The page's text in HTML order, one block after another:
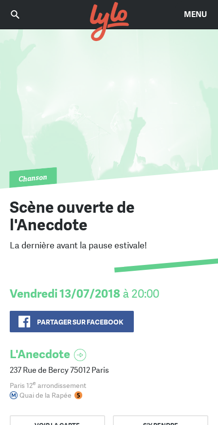
MENU
Chanson
Scène ouverte de
l'Anecdote
La dernière avant la pause estivale!
Vendredi 13/07/2018 à 20:00
PARTAGER SUR FACEBOOK
L'Anecdote
237 Rue de Bercy 75012 Paris
Paris 12e arrondissement
Quai de la Rapée